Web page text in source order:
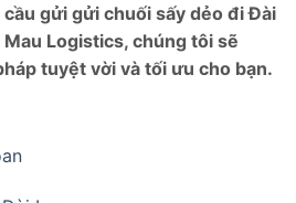
gửi gửi chuối sấy dẻo đi Đài
Mau Logistics, chúng tôi sẽ
tuyệt vời và tối ưu cho bạn.